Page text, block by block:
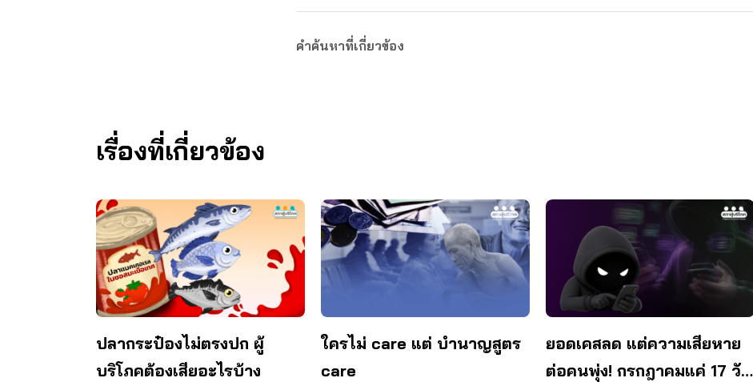
คำค้นหาที่เกี่ยวข้อง
เรื่องที่เกี่ยวข้อง
ปลากระป๋องไม่ตรงปก ผู้
บริโภคต้องเสียอะไรบ้าง
ใครไม่ care แต่ บำนาญสูตร
care
ยอดเคสลด แต่ความเสียหาย
ต่อคนพุ่ง! กรกฎาคมแค่ 17 วัน